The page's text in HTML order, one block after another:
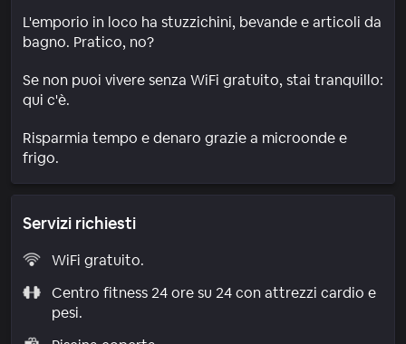
L'emporio in loco ha stuzzichini, bevande e articoli da
bagno. Pratico, no?
Se non puoi vivere senza WiFi gratuito, stai tranquillo:
qui c'è.
Risparmia tempo e denaro grazie a microonde e
frigo.
Servizi richiesti
WiFi gratuito.
Centro fitness 24 ore su 24 con attrezzi cardio e
pesi.